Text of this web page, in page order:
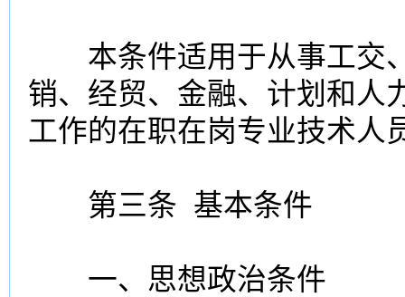
本条件适用于从事工交
销、经贸、金融、计划和人
工作的在职在岗专业技术人
第三条 基本条件
一、思想政治条件